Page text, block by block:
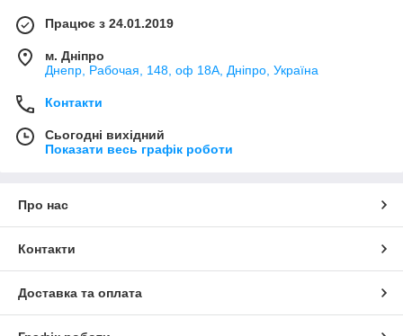
Працює з 24.01.2019
м. Дніпро
Днепр, Рабочая, 148, оф 18А, Дніпро, Україна
Контакти
Сьогодні вихідний
Показати весь графік роботи
Про нас
Контакти
Доставка та оплата